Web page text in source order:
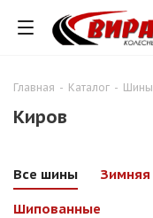
Главная - Каталог - Шины
Киров
Все шины Зимняя
Шипованные